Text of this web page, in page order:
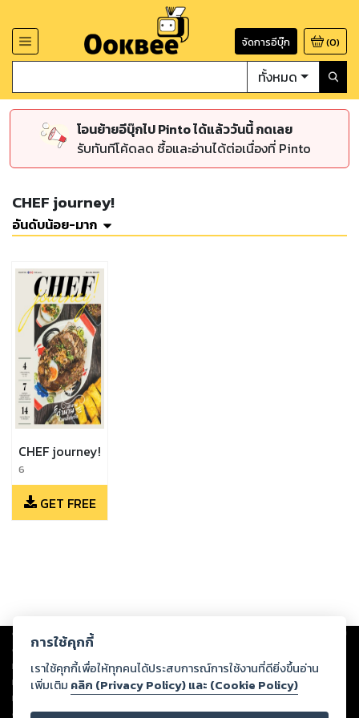
จัดการอีบุ๊ก (0)
ทั้งหมด
โอนย้ายอีบุ๊กไป Pinto ได้แล้ววันนี้ กดเลย
รับทันทีโค้ดลด ซื้อและอ่านได้ต่อเนื่องที่ Pinto
CHEF journey!
อันดับน้อย-มาก
CHEF journey!
6
GET FREE
Copyright © 2026
ต่อผลงานหรือเนื้อหาใดที่อัปโหลดผ่านเว็บไซต์และปรากฏว่าละเมิดสิทธิใน
ทรัพย์สินทางปัญญาของบุคคลอื่นหรือขัดต่อกฎหมายและศีลธรรม ดังนั้น ผู้อ่าน
ทุกท่านโปรดใช้วิจารณญาณในการกลั่นกรองด้วยตนเอง และหากท่านพบว่าส่วน
หนึ่งส่วนใดขัดต่อกฎหมายและศีลธรรม กรุณาแจ้งมายังบริษัท เพื่อทีมงานจะได้
ดำเนินการในทันที ทั้งนี้ ทางสตอรี่ล็อกขอสงวนลิขสิทธิ์ตามพระราชบัญญัติ
การใช้คุกกี้
เราใช้คุกกี้เพื่อให้ทุกคนได้ประสบการณ์การใช้งานที่ดียิ่งขึ้นอ่าน
เพิ่มเติม คลิก (Privacy Policy) และ (Cookie Policy)